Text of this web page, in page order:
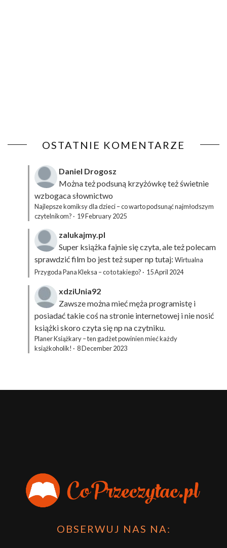
OSTATNIE KOMENTARZE
Daniel Drogosz
Można też podsuną krzyżówkęteż świetnie
wzbogaca słownictwo
Najlepsze komiksy dla dzieci – co warto podsunąć najmłodszym
czytelnikom? · 19 February 2025
zalukajmy.pl
Super książka fajnie się czyta, ale też polecam
sprawdzić film bo jest też super np tutaj: Wirtualna
Przygoda Pana Kleksa – co to takiego? · 15 April 2024
xdziUnia92
Zawsze można mieć męża programistę i
posiadać takie coś na stronie internetowej i nie nosić
książki skoro czyta się np na czytniku.
Planer Książkary – ten gadżet powinien mieć każdy
książkoholik! · 8 December 2023
OBSERWUJ NAS NA: